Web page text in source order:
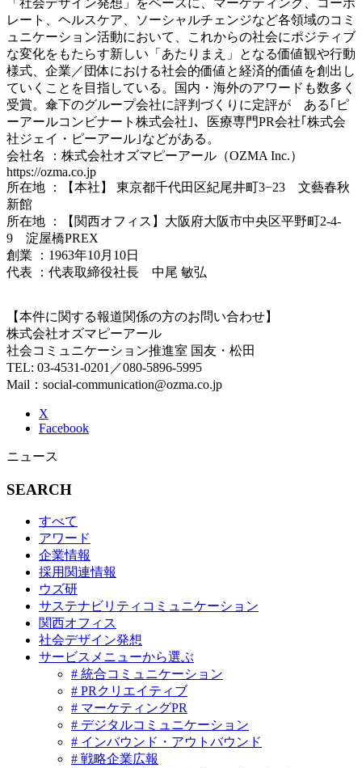
「社会デザイン発想」をベースに、マーケティング、コーポ
レート、ヘルスケア、ソーシャルチェンジなど各領域のコミ
ュニケーション活動において、これからの社会にポジティブ
な変化をもたらす新しい「あたりまえ」となる価値観や行動
様式、企業／団体における社会的価値と経済的価値を創出し
ていくことを目指している。国内・海外のアワードも数多く
受賞。傘下のグループ会社に評判づくりに定評が ある｢ピ
ーアールコンビナート株式会社｣、医療専門PR会社｢株式会
社ジェイ・ピーアール｣などがある。
会社名 ：株式会社オズマピーアール（OZMA Inc.）
https://ozma.co.jp
所在地 ：【本社】 東京都千代田区紀尾井町3−23 文藝春秋
新館
所在地 ：【関西オフィス】大阪府大阪市中央区平野町2-4-
9 淀屋橋PREX
創業 ：1963年10月10日
代表 ：代表取締役社長 中尾 敏弘
【本件に関する報道関係の方のお問い合わせ】
株式会社オズマピーアール
社会コミュニケーション推進室 国友・松田
TEL: 03-4531-0201／080-5896-5995
Mail：social-communication@ozma.co.jp
X
Facebook
ニュース
SEARCH
すべて
アワード
企業情報
採用関連情報
ウズ研
サステナビリティコミュニケーション
関西オフィス
社会デザイン発想
サービスメニューから選ぶ
# 統合コミュニケーション
# PRクリエイティブ
# マーケティングPR
# デジタルコミュニケーション
# インバウンド・アウトバウンド
# 戦略企業広報